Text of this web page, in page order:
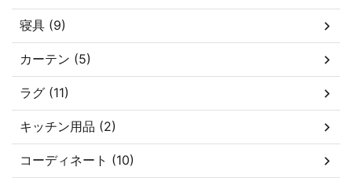
寝具 (9)
カーテン (5)
ラグ (11)
キッチン用品 (2)
コーディネート (10)